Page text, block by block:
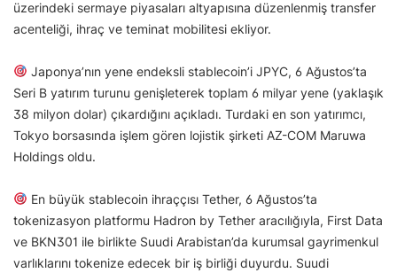
üzerindeki sermaye piyasaları altyapısına düzenlenmiş transfer
acenteliği, ihraç ve teminat mobilitesi ekliyor.
Japonya’nın yene endeksli stablecoin’i JPYC, 6 Ağustos’ta
Seri B yatırım turunu genişleterek toplam 6 milyar yene (yaklaşık
38 milyon dolar) çıkardığını açıkladı. Turdaki en son yatırımcı,
Tokyo borsasında işlem gören lojistik şirketi AZ-COM Maruwa
Holdings oldu.
En büyük stablecoin ihraççısı Tether, 6 Ağustos’ta
tokenizasyon platformu Hadron by Tether aracılığıyla, First Data
ve BKN301 ile birlikte Suudi Arabistan’da kurumsal gayrimenkul
varlıklarını tokenize edecek bir iş birliği duyurdu. Suudi